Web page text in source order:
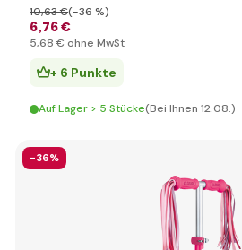
6,76 €
10,63 €(-36 %)
5,68 € ohne MwSt
+ 6 Punkte
Auf Lager > 5 Stücke(Bei Ihnen 12.08.)
-36%